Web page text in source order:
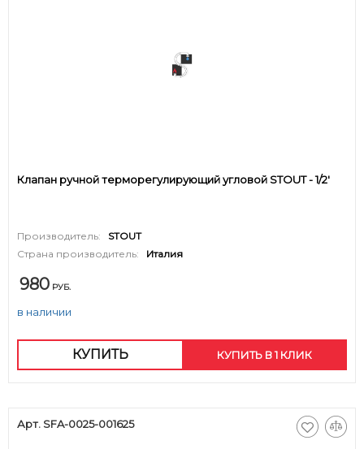
Клапан ручной терморегулирующий угловой STOUT - 1/2'
Производитель:
STOUT
Страна производитель:
Италия
980 РУБ.
в наличии
КУПИТЬ КУПИТЬ В 1 КЛИК
Арт. SFA-0025-001625